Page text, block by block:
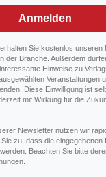
Anmelden
Sie kostenlos unseren
der Branche. Außerdem
Hinweise zu
Veranstaltungen
Diese Einwilligung ist
mit Wirkung für die
Newsletter nutzen wir
zu, dass die eingegebenen
Beachten Sie bitte